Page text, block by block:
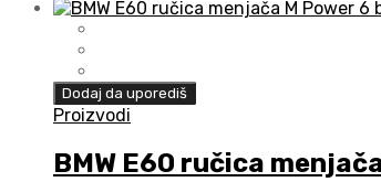
Dodaj da uporediš
Proizvodi
BMW E60 ručica